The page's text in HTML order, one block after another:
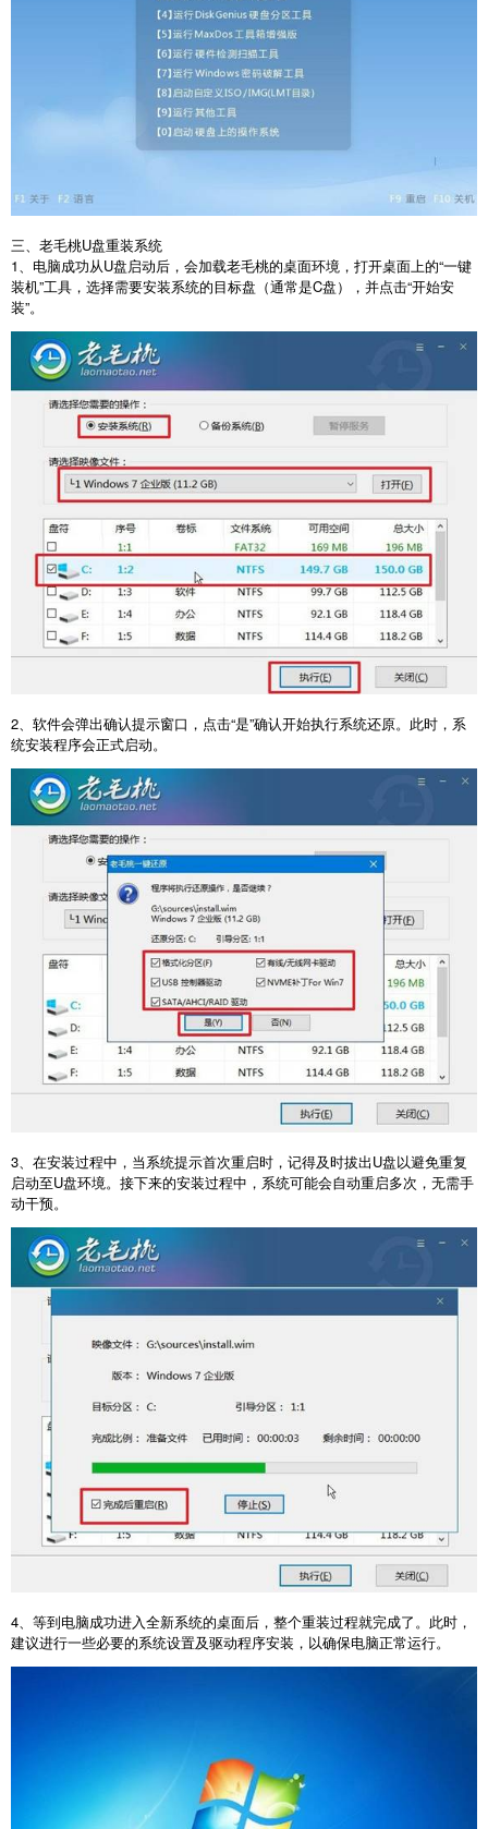
三、老毛桃U盘重装系统
1、电脑成功从U盘启动后，会加载老毛桃的桌面环境，打开桌面上的“一键
装机”工具，选择需要安装系统的目标盘（通常是C盘），并点击“开始安
装”。
2、软件会弹出确认提示窗口，点击“是”确认开始执行系统还原。此时，系
统安装程序会正式启动。
3、在安装过程中，当系统提示首次重启时，记得及时拔出U盘以避免重复
启动至U盘环境。接下来的安装过程中，系统可能会自动重启多次，无需手
动干预。
4、等到电脑成功进入全新系统的桌面后，整个重装过程就完成了。此时，
建议进行一些必要的系统设置及驱动程序安装，以确保电脑正常运行。